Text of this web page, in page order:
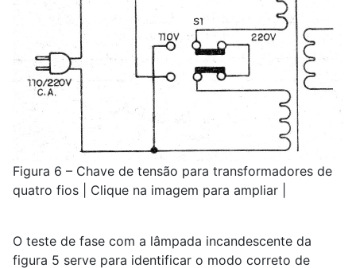
Figura 6 – Chave de tensão para transformadores de
quatro fios | Clique na imagem para ampliar |
O teste de fase com a lâmpada incandescente da
figura 5 serve para identificar o modo correto de